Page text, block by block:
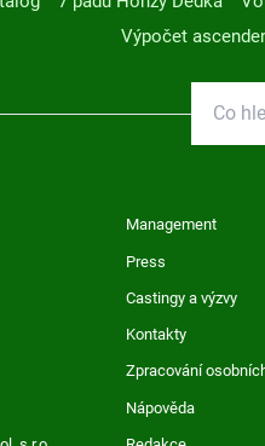
Výpočet
Management
Press
Castingy a výzvy
Kontakty
Zpracování
Nápověda